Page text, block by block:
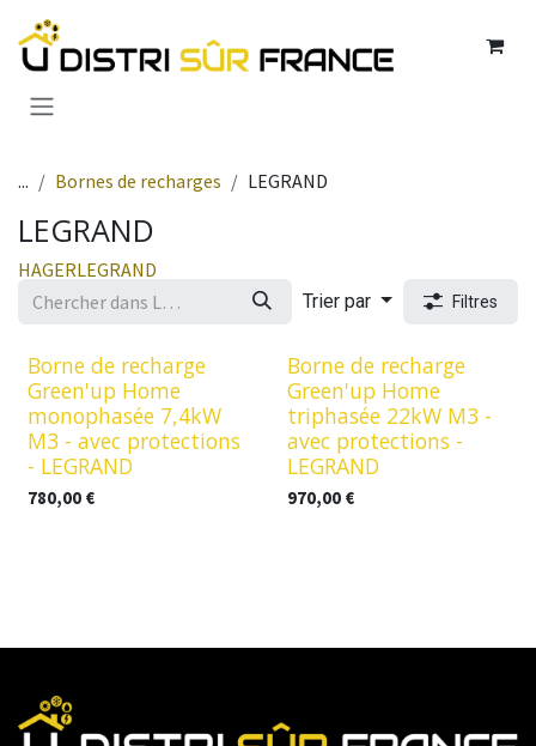
... Bornes de recharges LEGRAND
LEGRAND
HAGERLEGRAND
Trier par Filtres
Borne de recharge
Green'up Home
monophasée 7,4kW
M3 - avec protections
- LEGRAND
780,00 €
Borne de recharge
Green'up Home
triphasée 22kW M3 -
avec protections -
LEGRAND
970,00€